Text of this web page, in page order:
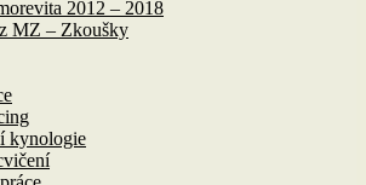
2012 – 2018
MZ – Zkoušky
kynologie